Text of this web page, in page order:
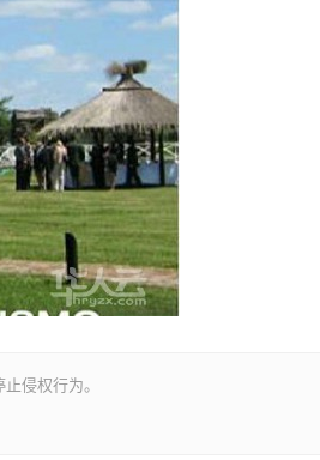
侵权行为。